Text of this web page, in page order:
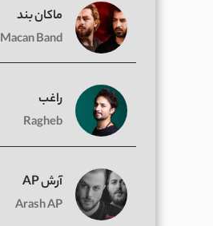
ماکان بند
Macan Band
راغب
Ragheb
آرش AP
Arash AP